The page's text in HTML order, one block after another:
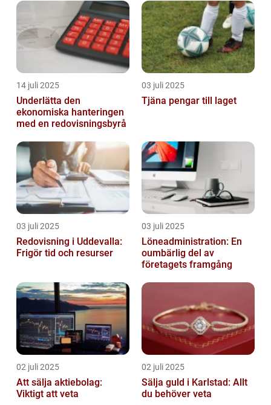
14 juli 2025
Underlätta den
ekonomiska hanteringen
med en redovisningsbyrå
03 juli 2025
Tjäna pengar till laget
03 juli 2025
Redovisning i Uddevalla:
Frigör tid och resurser
03 juli 2025
Löneadministration: En
oumbärlig del av
företagets framgång
02 juli 2025
Att sälja aktiebolag:
Viktigt att veta
02 juli 2025
Sälja guld i Karlstad: Allt
du behöver veta